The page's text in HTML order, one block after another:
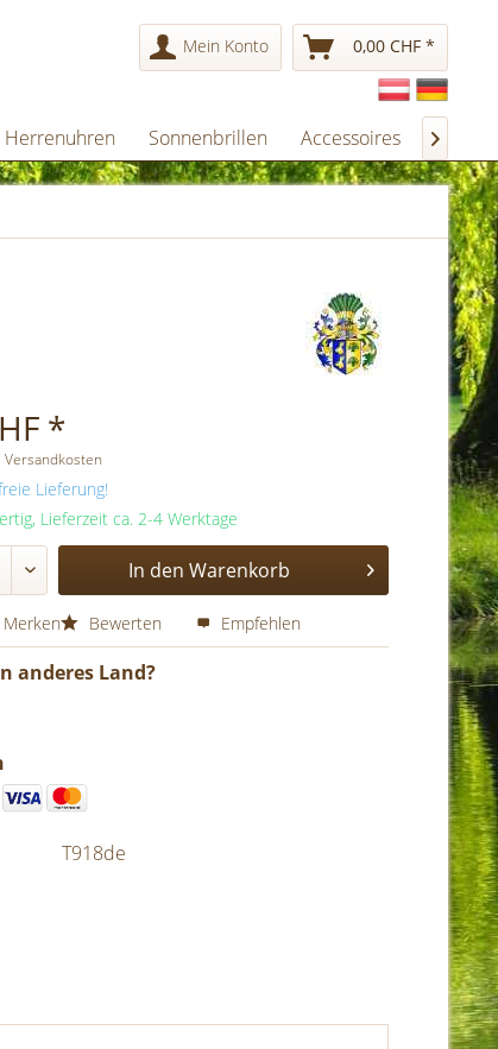
Mein Konto 0,00 CHF *
Herrenuhren Sonnenbrillen Accessoires 
*
Versandkosten
Lieferung!
Lieferzeit ca. 2-4 Werktage
In den Warenkorb
Merken Bewerten Empfehlen
anderes Land?
T918de